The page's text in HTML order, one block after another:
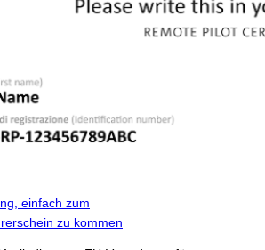
einfach zum
zu kommen